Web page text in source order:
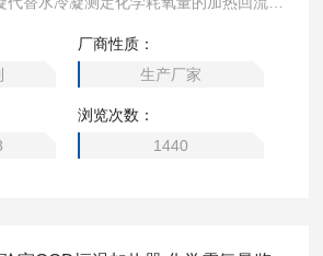
是一种实验手段仪器化新产品。
厂商性质：
生产厂家
浏览次数：
1440